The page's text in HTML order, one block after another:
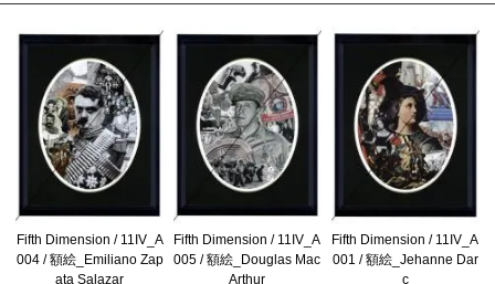
Fifth Dimension / 11IV_A
004 / 額絵_Emiliano Zap
ata Salazar
Fifth Dimension / 11IV_A
005 / 額絵_Douglas Mac
Arthur
Fifth Dimension / 11IV_A
001 / 額絵_Jehanne Dar
c